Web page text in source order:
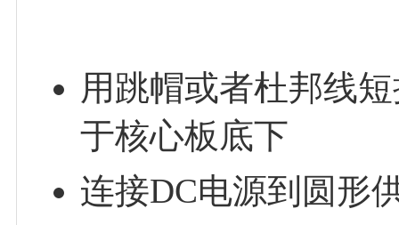
用跳帽或者杜邦线
于核心板底下
连接DC电源到圆形